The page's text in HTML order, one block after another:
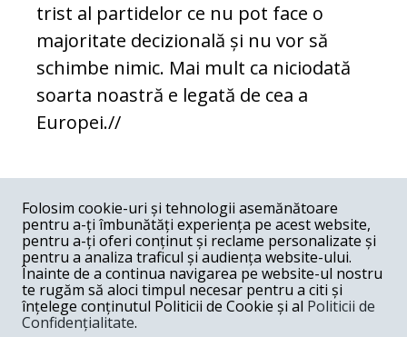
trist al partidelor ce nu pot face o
majoritate decizională și nu vor să
schimbe nimic. Mai mult ca niciodată
soarta noastră e legată de cea a
Europei.//
COMENTARII
Nume
Email
Folosim cookie-uri și tehnologii asemănătoare
pentru a-ți îmbunătăți experiența pe acest website,
pentru a-ți oferi conținut și reclame personalizate și
pentru a analiza traficul și audiența website-ului.
Înainte de a continua navigarea pe website-ul nostru
te rugăm să aloci timpul necesar pentru a citi și
înțelege conținutul Politicii de Cookie și al Politicii de
Confidențialitate.